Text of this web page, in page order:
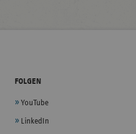
FOLGEN
YouTube
LinkedIn